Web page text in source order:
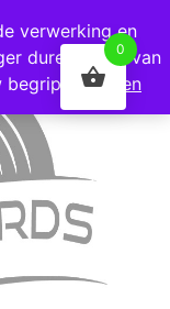
verzonden!
verwerking en
duren dan u van
Negeren
0